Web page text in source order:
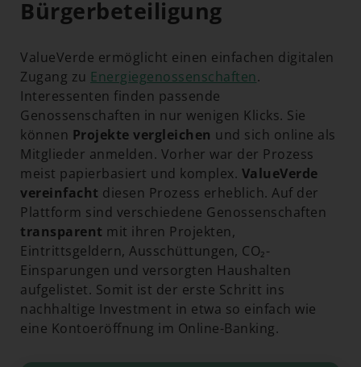
Bürgerbeteiligung
ValueVerde ermöglicht einen einfachen digitalen
Zugang zu Energiegenossenschaften.
Interessenten finden passende
Genossenschaften in nur wenigen Klicks. Sie
können Projekte vergleichen und sich online als
Mitglieder anmelden. Vorher war der Prozess
meist papierbasiert und komplex. ValueVerde
vereinfacht diesen Prozess erheblich. Auf der
Plattform sind verschiedene Genossenschaften
transparent mit ihren Projekten,
Eintrittsgeldern, Ausschüttungen, CO₂-
Einsparungen und versorgten Haushalten
aufgelistet. Somit ist der erste Schritt ins
nachhaltige Investment in etwa so einfach wie
eine Kontoeröffnung im Online-Banking.